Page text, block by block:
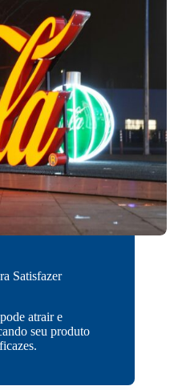
Satisfazer
atrair e
seu produto